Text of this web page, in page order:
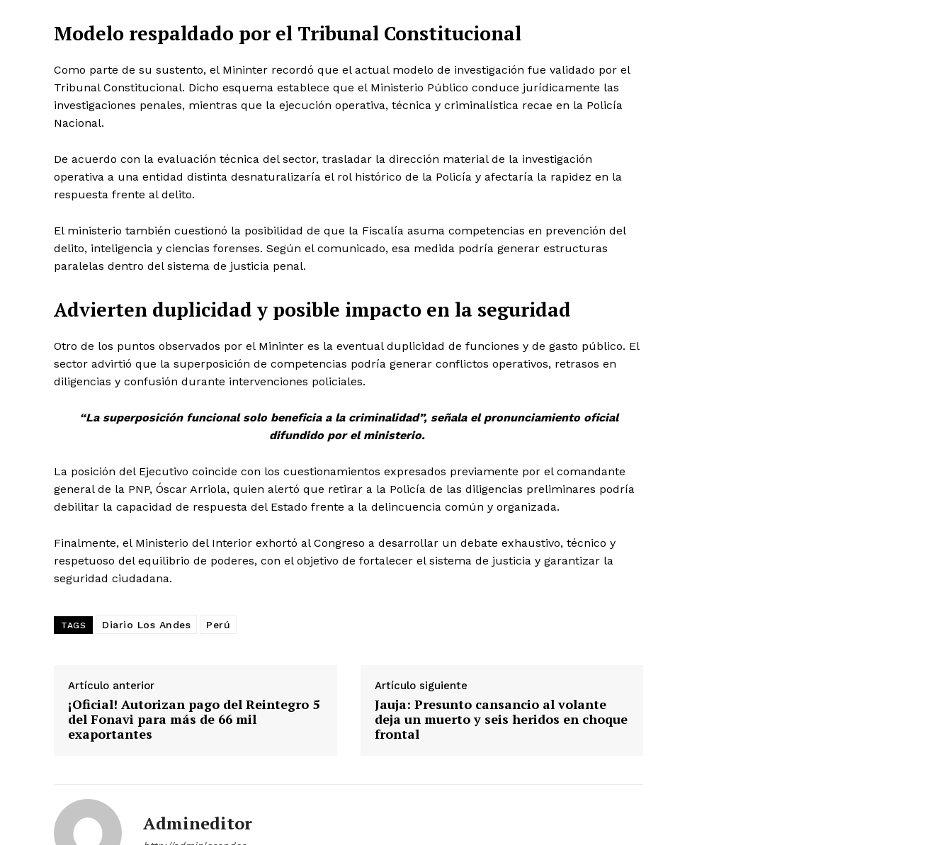
SUSCRIBETE
Diario los Andes
Nosotros
Contacto
Modelo respaldado por el Tribunal Constitucional
Como parte de su sustento, el Mininter recordó que el actual modelo de investigación fue validado por el
Tribunal Constitucional. Dicho esquema establece que el Ministerio Público conduce jurídicamente las
investigaciones penales, mientras que la ejecución operativa, técnica y criminalística recae en la Policía
Nacional.
De acuerdo con la evaluación técnica del sector, trasladar la dirección material de la investigación
operativa a una entidad distinta desnaturalizaría el rol histórico de la Policía y afectaría la rapidez en la
respuesta frente al delito.
El ministerio también cuestionó la posibilidad de que la Fiscalía asuma competencias en prevención del
delito, inteligencia y ciencias forenses. Según el comunicado, esa medida podría generar estructuras
paralelas dentro del sistema de justicia penal.
Advierten duplicidad y posible impacto en la seguridad
Otro de los puntos observados por el Mininter es la eventual duplicidad de funciones y de gasto público. El
sector advirtió que la superposición de competencias podría generar conflictos operativos, retrasos en
diligencias y confusión durante intervenciones policiales.
“La superposición funcional solo beneficia a la criminalidad”, señala el pronunciamiento oficial
difundido por el ministerio.
La posición del Ejecutivo coincide con los cuestionamientos expresados previamente por el comandante
general de la PNP, Óscar Arriola, quien alertó que retirar a la Policía de las diligencias preliminares podría
debilitar la capacidad de respuesta del Estado frente a la delincuencia común y organizada.
Finalmente, el Ministerio del Interior exhortó al Congreso a desarrollar un debate exhaustivo, técnico y
respetuoso del equilibrio de poderes, con el objetivo de fortalecer el sistema de justicia y garantizar la
seguridad ciudadana.
TAGS Diario Los Andes Perú
Artículo anterior
¡Oficial! Autorizan pago del Reintegro 5
del Fonavi para más de 66 mil
exaportantes
Artículo siguiente
Jauja: Presunto cansancio al volante
deja un muerto y seis heridos en choque
frontal
Admineditor